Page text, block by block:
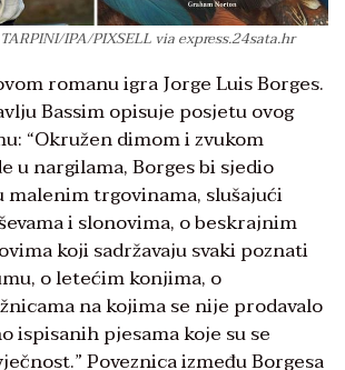
IPA/PIXSELL via express.24sata.hr
romanu igra Jorge Luis Borges.
Bassim opisuje posjetu ovog
“Okružen dimom i zvukom
u nargilama, Borges bi sjedio
malenim trgovinama, slušajući
i slonovima, o beskrajnim
koji sadržavaju svaki poznati
o letećim konjima, o
na kojima se nije prodavalo
ispisanih pjesama koje su se
Poveznica između Borgesa